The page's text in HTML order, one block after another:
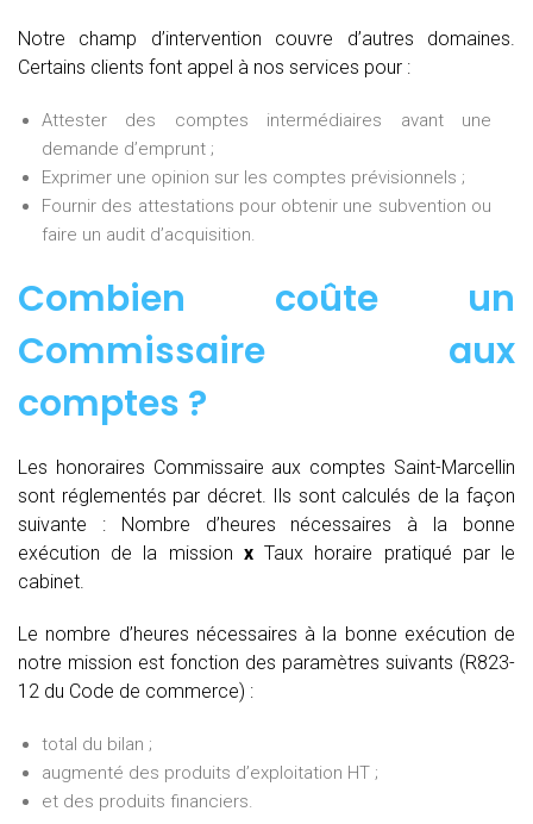
Notre champ d’intervention couvre d’autres domaines.
Certains clients font appel à nos services pour :
Attester des comptes intermédiaires avant une
demande d’emprunt ;
Exprimer une opinion sur les comptes prévisionnels ;
Fournir des attestations pour obtenir une subvention ou
faire un audit d’acquisition.
Combien coûte un
Commissaire aux
comptes ?
Les honoraires Commissaire aux comptes Saint-Marcellin
sont réglementés par décret. Ils sont calculés de la façon
suivante :
Nombre d’heures nécessaires à la bonne
exécution de la mission xTaux horaire pratiqué par le
cabinet.
Le nombre d’heures nécessaires à la bonne exécution de
notre mission est fonction des paramètres suivants (R823-
12 du Code de commerce) :
total du bilan ;
augmenté des produits d’exploitation HT ;
et des produits financiers.